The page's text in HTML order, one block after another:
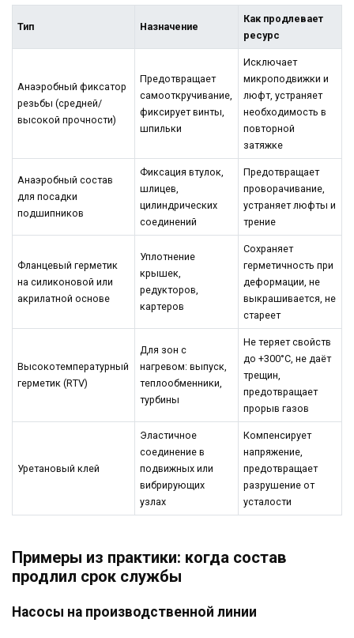
Тип Назначение
Как продлевает
ресурс
Анаэробный фиксатор
резьбы (средней/
высокой прочности)
Предотвращает
самооткручивание,
фиксирует винты,
шпильки
Исключает
микроподвижки и
люфт, устраняет
необходимость в
повторной
затяжке
Анаэробный состав
для посадки
подшипников
Фиксация втулок,
шлицев,
цилиндрических
соединений
Предотвращает
проворачивание,
устраняет люфты и
трение
Фланцевый герметик
на силиконовой или
акрилатной основе
Уплотнение
крышек,
редукторов,
картеров
Сохраняет
герметичность при
деформации, не
выкрашивается, не
стареет
Высокотемпературный
герметик (RTV)
Для зон с
нагревом: выпуск,
теплообменники,
турбины
Не теряет свойств
до +300°C, не даёт
трещин,
предотвращает
прорыв газов
Уретановый клей
Эластичное
соединение в
подвижных или
вибрирующих
узлах
Компенсирует
напряжение,
предотвращает
разрушение от
усталости
Примеры из практики: когда состав
продлил срок службы
Насосы на производственной линии